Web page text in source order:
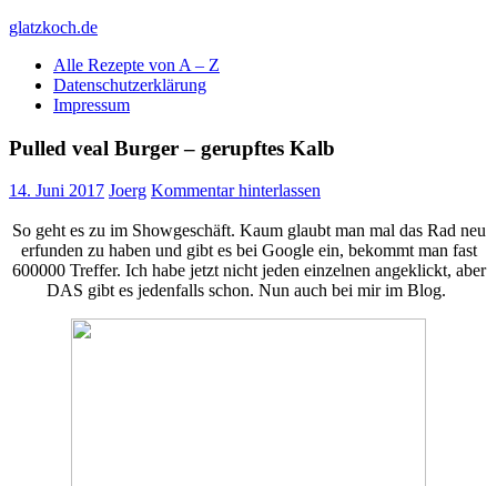
Skip
content
glatzkoch.de
Kochen für Doofe und Genießer
Alle Rezepte von A – Z
Datenschutzerklärung
Impressum
Pulled veal Burger – gerupftes Kalb
14. Juni 2017 Joerg Kommentar hinterlassen
So geht es zu im Showgeschäft. Kaum glaubt man mal das Rad neu
erfunden zu haben und gibt es bei Google ein, bekommt man fast
600000 Treffer. Ich habe jetzt nicht jeden einzelnen angeklickt, aber
DAS gibt es jedenfalls schon. Nun auch bei mir im Blog.